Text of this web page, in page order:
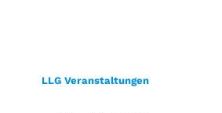
LLG Veranstaltungen